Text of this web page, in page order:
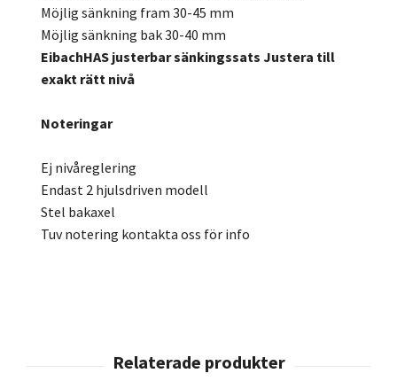
Möjlig sänkning fram 30-45 mm
Möjlig sänkning bak 30-40 mm
EibachHAS justerbar sänkingssats Justera till
exakt rätt nivå
Noteringar
Ej nivåreglering
Endast 2 hjulsdriven modell
Stel bakaxel
Tuv notering kontakta oss för info